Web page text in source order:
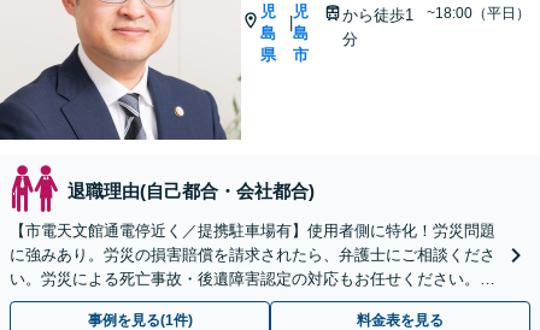
児
島
県
|
児
島
市
から徒歩1
分
~18:00（平日）
退職理由(自己都合・会社都合)
【市電天文館通電停近く／提携駐車場有】使用者側に特化！労災問題
に強みあり。労災の損害賠償を請求されたら、弁護士にご相談くださ
い。労災による死亡事故・後遺障害認定の対応もお任せください。
【休日相談可能（要予約）】
事例を見る(1件) 料金表を見る